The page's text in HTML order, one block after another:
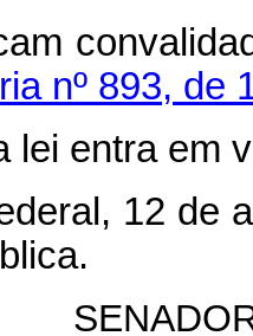
nº 893, de
lei entra em
12 de